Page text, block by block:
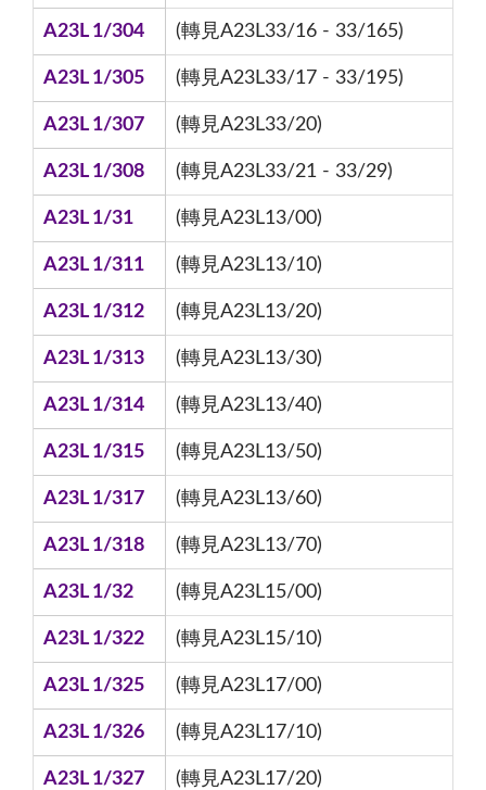
A23L 1/304 (轉見A23L33/16 - 33/165)
A23L 1/305 (轉見A23L33/17 - 33/195)
A23L 1/307 (轉見A23L33/20)
A23L 1/308 (轉見A23L33/21 - 33/29)
A23L 1/31 (轉見A23L13/00)
A23L 1/311 (轉見A23L13/10)
A23L 1/312 (轉見A23L13/20)
A23L 1/313 (轉見A23L13/30)
A23L 1/314 (轉見A23L13/40)
A23L 1/315 (轉見A23L13/50)
A23L 1/317 (轉見A23L13/60)
A23L 1/318 (轉見A23L13/70)
A23L 1/32 (轉見A23L15/00)
A23L 1/322 (轉見A23L15/10)
A23L 1/325 (轉見A23L17/00)
A23L 1/326 (轉見A23L17/10)
A23L 1/327 (轉見A23L17/20)